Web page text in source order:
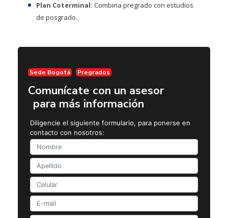
Plan Coterminal: Combina pregrado con estudios
de posgrado.
Sede Bogotá Pregrados
Comunícate con un asesor
para más información